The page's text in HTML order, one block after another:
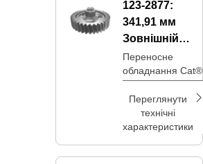
шестерні,
з’єднуючись із
зовнішнім вінцем
123-2877:
341,91 мм
Зовнішній
діаметр
передаточної
Переносне
обладнання Cat®
Переглянути
технічні
характеристики